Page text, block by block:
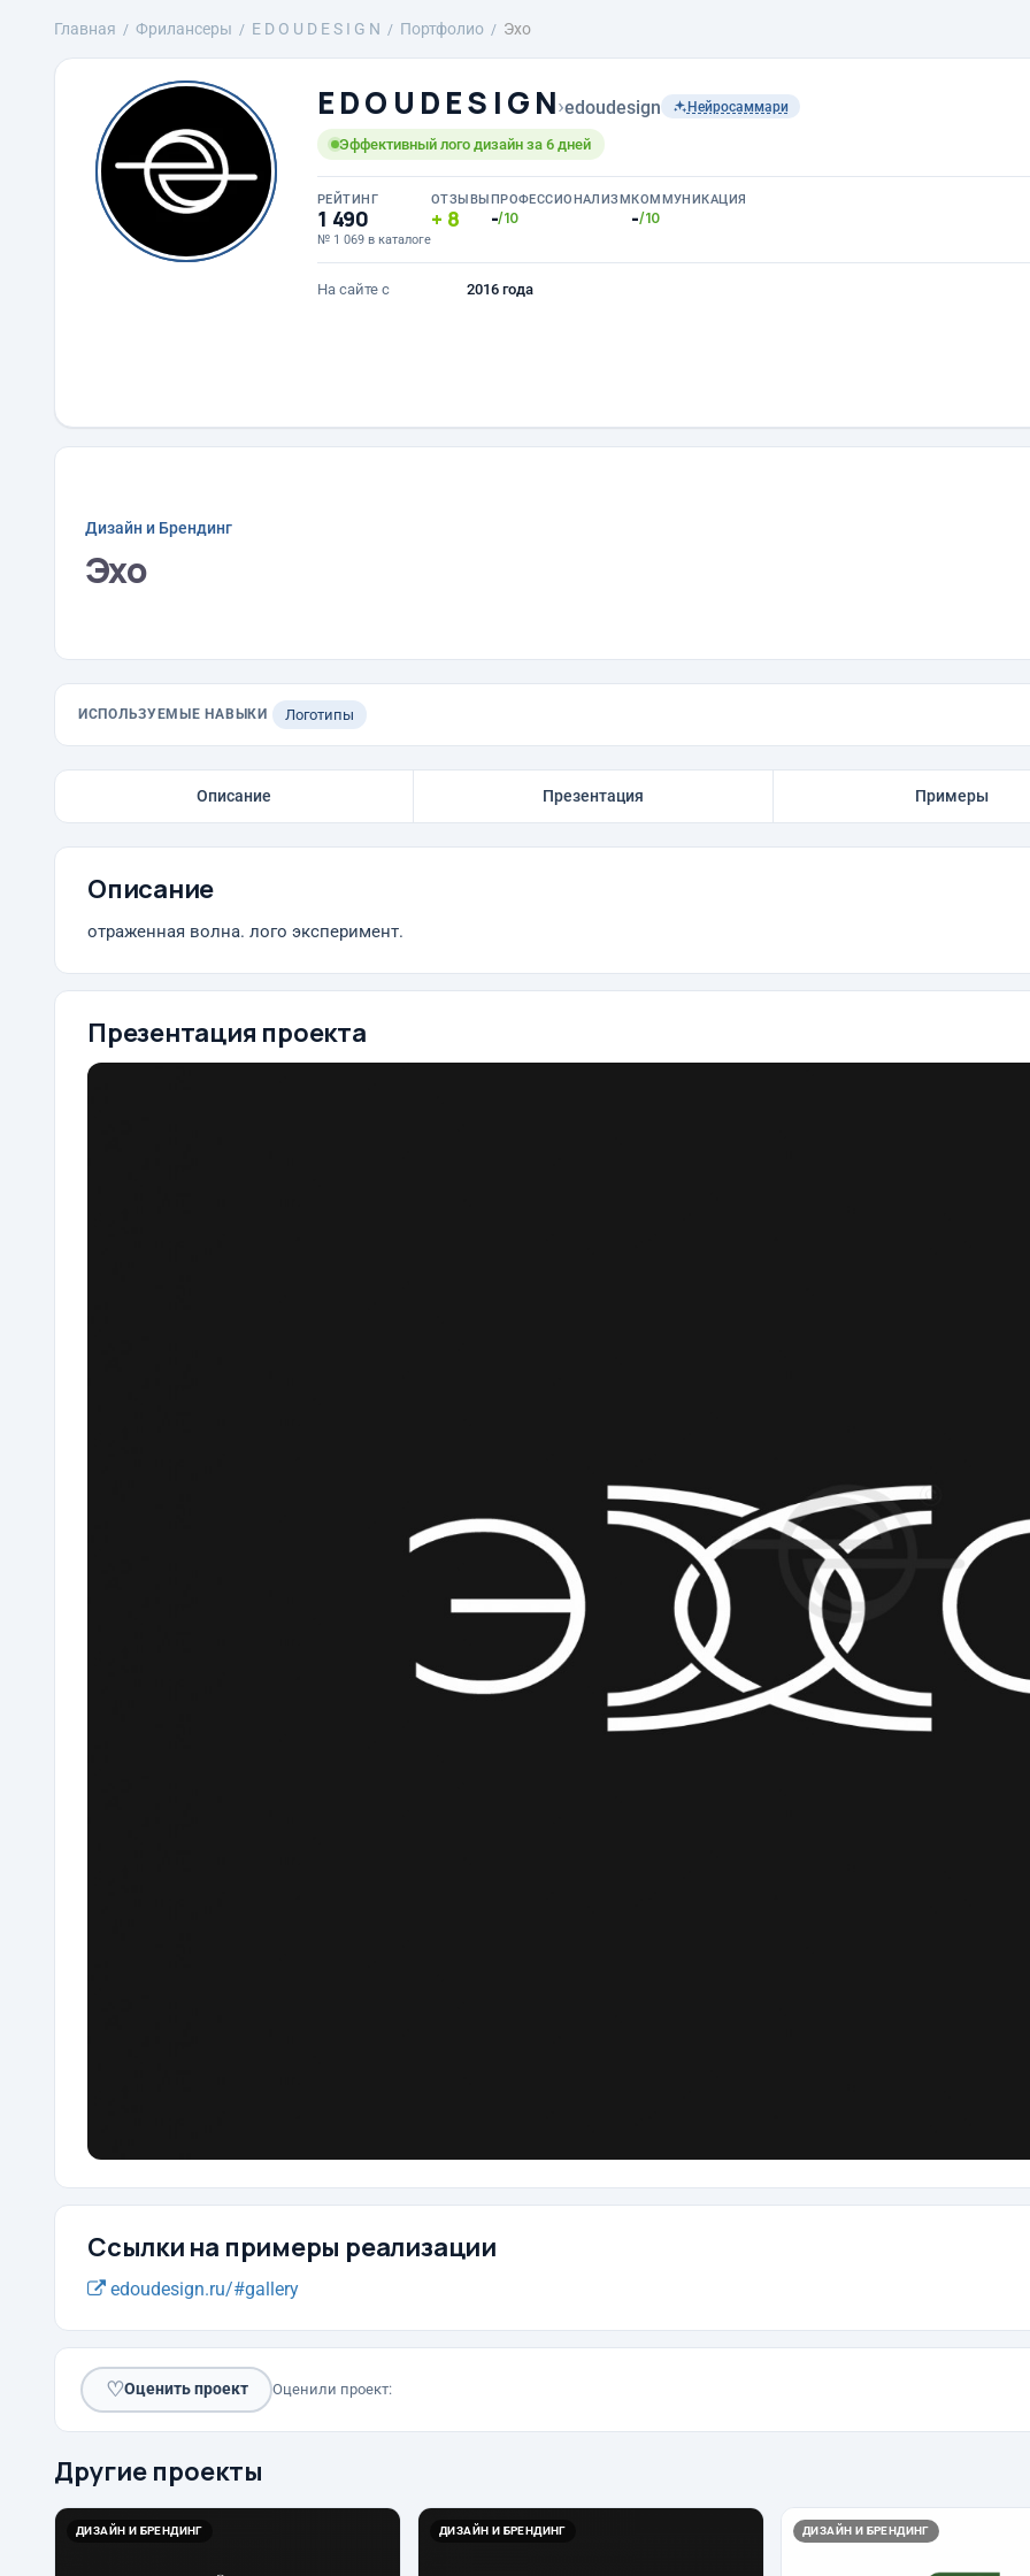
Главная Фрилансеры E D O U D E S I G N Портфолио Эхо
E D O U D E S I G N›edoudesign Нейросаммари
Эффективный лого дизайн за 6 дней
РЕЙТИНГ
1 490
№ 1 069 в каталоге
ОТЗЫВЫ
8
ПРОФЕССИОНАЛИЗМ
-/10
КОММУНИКАЦИЯ
-/10
На сайте с 2016 года
Дизайн и Брендинг
Эхо
ИСПОЛЬЗУЕМЫЕ НАВЫКИ Логотипы
Описание Презентация Примеры
Описание
отраженная волна. лого эксперимент.
Презентация проекта
Ссылки на примеры реализации
edoudesign.ru/#gallery
♡Оценить проект Оценили проект:
Другие проекты
ДИЗАЙН И БРЕНДИНГ ДИЗАЙН И БРЕНДИНГ ДИЗАЙН И БРЕНДИНГ